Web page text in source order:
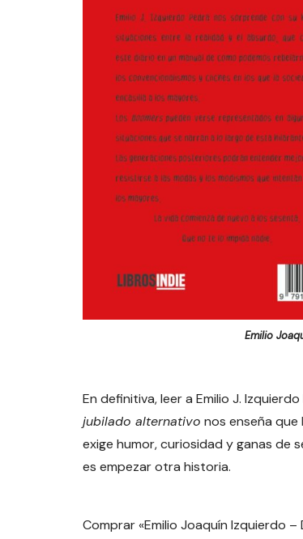
Emilio
En definitiva, leer a Emilio J.
jubilado alternativo nos enseña que
exige humor, curiosidad y ganas de
es empezar otra historia.
Comprar «Emilio Joaquín Izquierdo